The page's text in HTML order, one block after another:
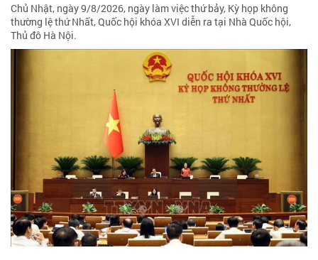
Chủ Nhật, ngày 9/8/2026, ngày làm việc thứ bảy, Kỳ họp không
thường lệ thứ Nhất, Quốc hội khóa XVI diễn ra tại Nhà Quốc hội,
Thủ đô Hà Nội.